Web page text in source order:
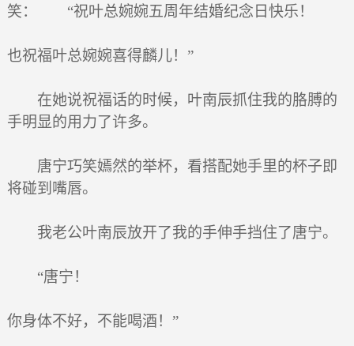
笑： “祝叶总婉婉五周年结婚纪念日快乐！
也祝福叶总婉婉喜得麟儿！”
在她说祝福话的时候，叶南辰抓住我的胳膊的
手明显的用力了许多。
唐宁巧笑嫣然的举杯，看搭配她手里的杯子即
将碰到嘴唇。
我老公叶南辰放开了我的手伸手挡住了唐宁。
“唐宁！
你身体不好，不能喝酒！”